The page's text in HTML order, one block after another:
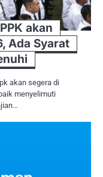
akan
Ada Syarat
akan segera di
menyelimuti